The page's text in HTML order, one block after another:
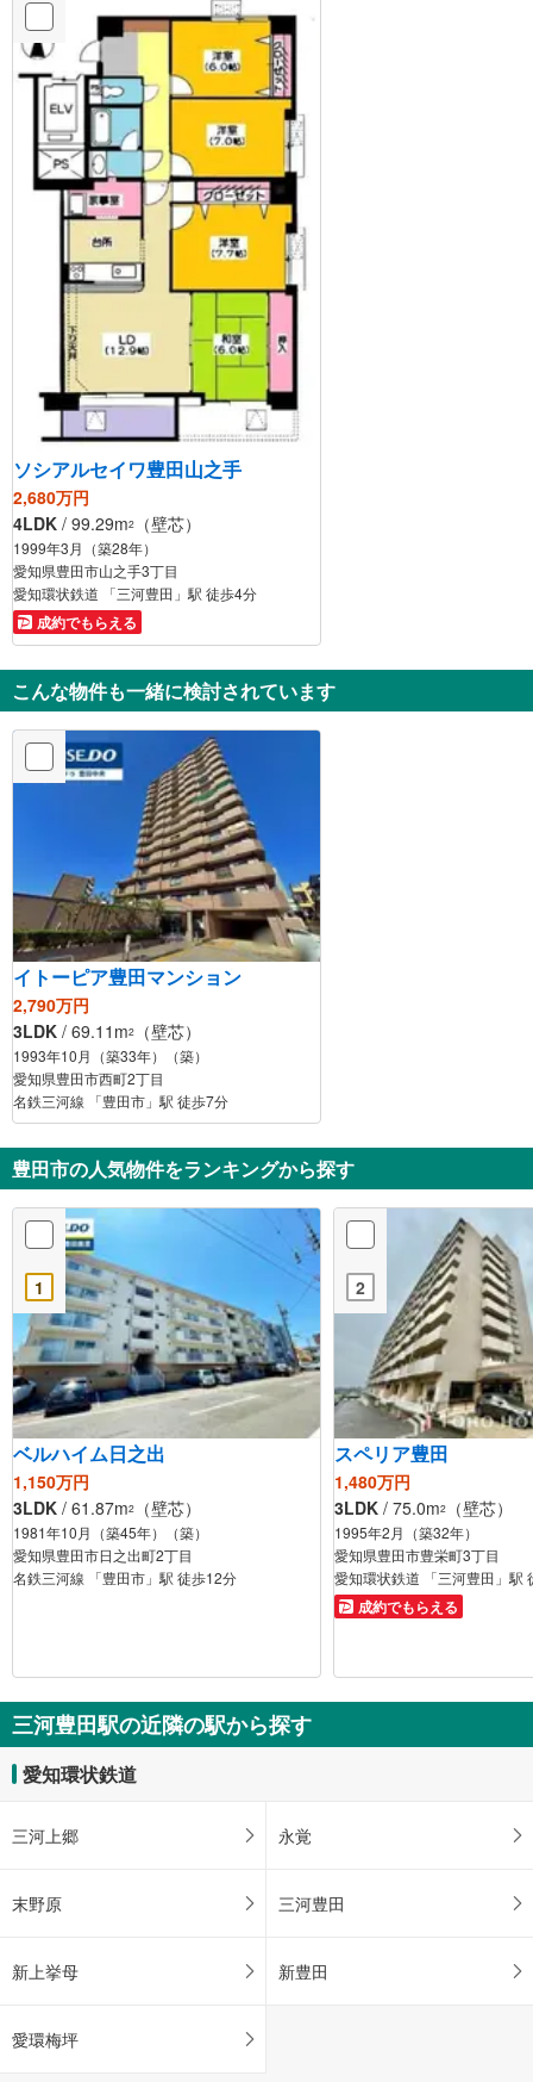
ソシアルセイワ豊田山之手
2,680万円
4LDK / 99.29m2 （壁芯）
1999年3月（築28年）
愛知県豊田市山之手3丁目
愛知環状鉄道 「三河豊田」駅 徒歩4分
成約でもらえる
こんな物件も一緒に検討されています
イトーピア豊田マンション
2,790万円
3LDK / 69.11m2 （壁芯）
1993年10月（築33年）（築）
愛知県豊田市西町2丁目
名鉄三河線 「豊田市」駅 徒歩7分
豊田市の人気物件をランキングから探す
1
ベルハイム日之出
1,150万円
3LDK / 61.87m2 （壁芯）
1981年10月（築45年）（築）
愛知県豊田市日之出町2丁目
名鉄三河線 「豊田市」駅 徒歩12分
2
スペリア豊田
1,480万円
3LDK / 75.0m2 （壁芯）
1995年2月（築32年）
愛知県豊田市豊栄町3丁目
愛知環状鉄道 「三河豊田」駅
成約でもらえる
三河豊田駅の近隣の駅から探す
愛知環状鉄道
三河上郷 永覚
末野原 三河豊田
新上挙母 新豊田
愛環梅坪